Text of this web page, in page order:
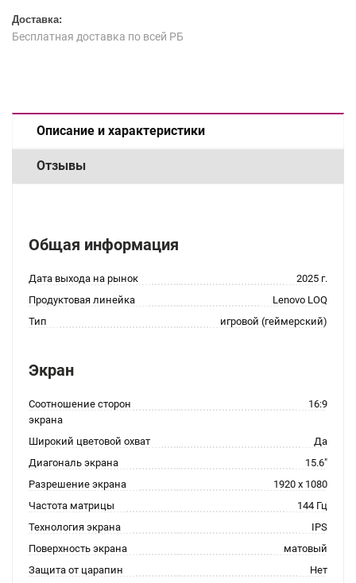
Доставка:
Бесплатная доставка по всей РБ
Описание и характеристики
Отзывы
Общая информация
Дата выхода на рынок
2025 г.
Продуктовая линейка
Lenovo LOQ
Тип
игровой (геймерский)
Экран
Соотношение сторон
экрана
16:9
Широкий цветовой охват
Да
Диагональ экрана
15.6"
Разрешение экрана
1920 x 1080
Частота матрицы
144 Гц
Технология экрана
IPS
Поверхность экрана
матовый
Защита от царапин
Нет